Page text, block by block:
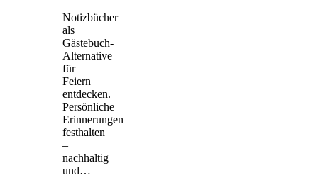
Notizbücher
als
Gästebuch-
Alternative
für
Feiern
entdecken.
Persönliche
Erinnerungen
festhalten
–
nachhaltig
und…